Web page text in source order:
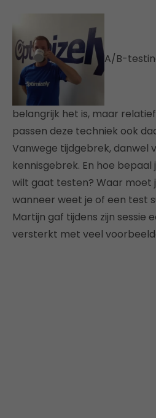
A/B-
belangrijk het is, maar
passen deze techniek ook
Vanwege tijdgebrek, danwel
kennisgebrek. En hoe bepaal
wilt gaat testen? Waar moet
wanneer weet je of een test
Martijn gaf tijdens zijn sessie
versterkt met veel